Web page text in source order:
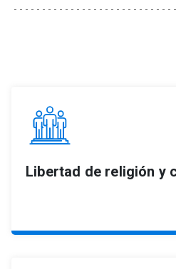
Libertad de religión y